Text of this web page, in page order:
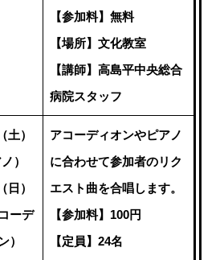
【参加料】無料
【場所】文化教室
【講師】高島平中央総合
病院スタッフ
土）
）
日）
ーデ
）
アコーディオンやピアノ
に合わせて参加者のリク
エスト曲を合唱します。
【参加料】100円
【定員】24名